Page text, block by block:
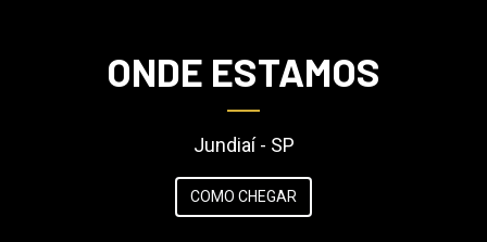
ONDE ESTAMOS
Jundiaí - SP
COMO CHEGAR